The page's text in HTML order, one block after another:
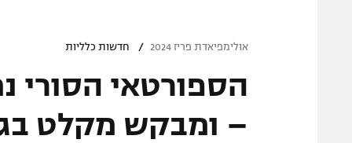
ברחבה
"מעל הליגה" – פודקאסט
מכבי
בית"ר
אולימפיאדת פריז 2024 / חדשות כלליות
הספורטאי הסורי
– ומבקש מקלט